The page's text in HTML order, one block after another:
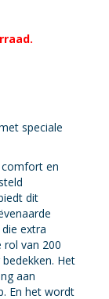
speciale
comfort en
dit
extra
van 200
Het
aan
En het wordt